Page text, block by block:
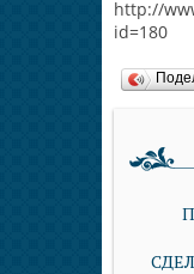
http://
id=180